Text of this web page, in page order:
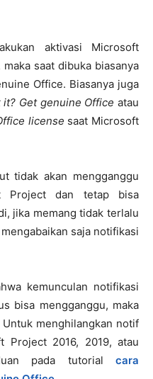
aktivasi Microsoft
saat dibuka biasanya
Office. Biasanya juga
it? Get genuine Office atau
license saat Microsoft
tidak akan mengganggu
Project dan tetap bisa
jika memang tidak terlalu
saja notifikasi
kemunculan notifikasi
bisa mengganggu, maka
menghilangkan notif
Project 2016, 2019, atau
pada tutorial cara